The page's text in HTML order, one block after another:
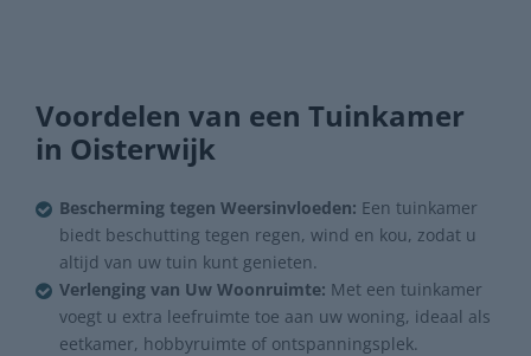
Voordelen van een Tuinkamer
in Oisterwijk
Bescherming tegen Weersinvloeden: Een tuinkamer
biedt beschutting tegen regen, wind en kou, zodat u
altijd van uw tuin kunt genieten.
Verlenging van Uw Woonruimte: Met een tuinkamer
voegt u extra leefruimte toe aan uw woning, ideaal als
eetkamer, hobbyruimte of ontspanningsplek.